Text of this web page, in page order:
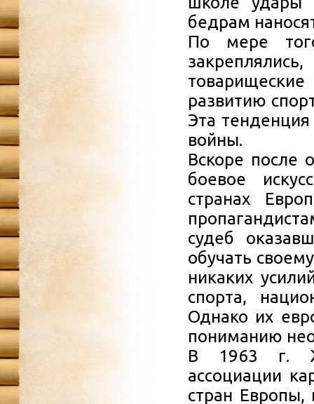
бедрам
По мере
развитию
Эта
войны.
Вскоре после
боевое
странах
судеб
обучать
никаких
спорта,
Однако их
пониманию
В 1963 г.
ассоциации
стран Европы,